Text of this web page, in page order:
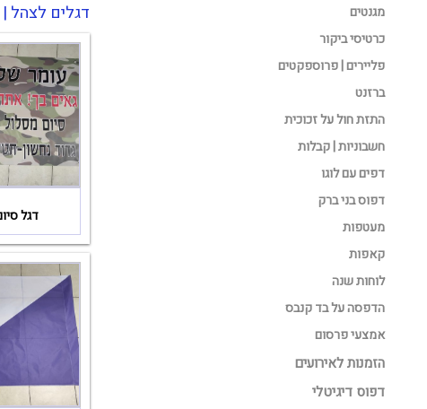
דגלים לצהל |
דגל
מגנטים
כרטיסי ביקור
פליירים | פרוספקטים
ברזנט
התזת חול על זכוכית
חשבוניות | קבלות
דפים עם לוגו
דפוס בני ברק
מעטפות
קאפות
לוחות שנה
הדפסה על בד קנבס
אמצעי פרסום
הזמנות לאירועים
דפוס דיגיטלי